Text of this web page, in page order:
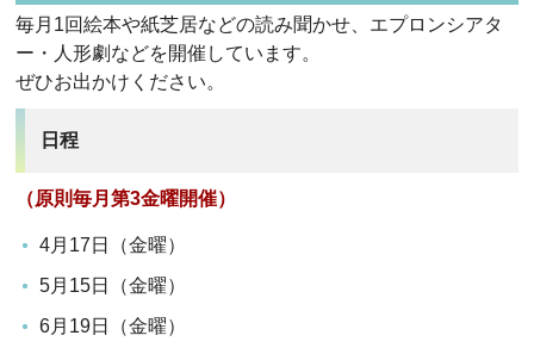
毎月1回絵本や紙芝居などの読み聞かせ、エプロンシアタ
ー・人形劇などを開催しています。
ぜひお出かけください。
日程
（原則毎月第3金曜開催）
4月17日（金曜）
5月15日（金曜）
6月19日（金曜）